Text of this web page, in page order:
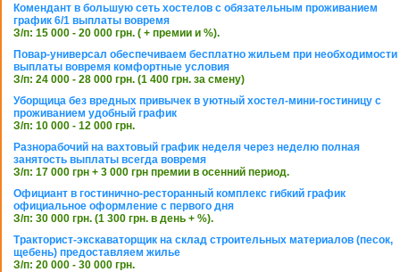
Комендант в большую сеть хостелов с обязательным проживанием
график 6/1 выплаты вовремя
З/п: 15 000 - 20 000 грн. ( + премии и %).
Повар-универсал обеспечиваем бесплатно жильем при необходимости
выплаты вовремя комфортные условия
З/п: 24 000 - 28 000 грн. (1 400 грн. за смену)
Уборщица без вредных привычек в уютный хостел-мини-гостиницу с
проживанием удобный график
З/п: 10 000 - 12 000 грн.
Разнорабочий на вахтовый график неделя через неделю полная
занятость выплаты всегда вовремя
З/п: 17 000 грн + 3 000 грн премии в осенний период.
Официант в гостинично-ресторанный комплекс гибкий график
официальное оформление с первого дня
З/п: 30 000 грн. (1 300 грн. в день + %).
Тракторист-экскаваторщик на склад строительных материалов (песок,
щебень) предоставляем жилье
З/п: 20 000 - 30 000 грн.